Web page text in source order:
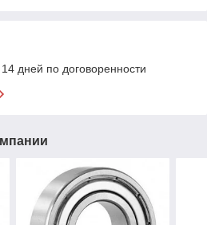
дней по договоренности